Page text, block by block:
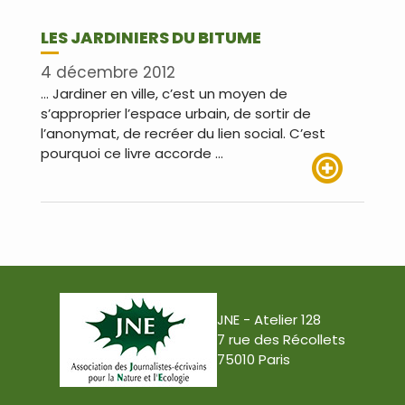
LES JARDINIERS DU BITUME
4 décembre 2012
… Jardiner en ville, c’est un moyen de
s’approprier l’espace urbain, de sortir de
l’anonymat, de recréer du lien social. C’est
pourquoi ce livre accorde …
JNE - Atelier 128
7 rue des Récollets
75010 Paris